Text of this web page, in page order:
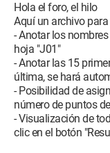
Hola el foro, el hilo
Aquí un archivo
- Anotar los
hoja "J01"
- Anotar las 15
última, se hará
- Posibilidad de
número de puntos
- Visualización de
clic en el botón